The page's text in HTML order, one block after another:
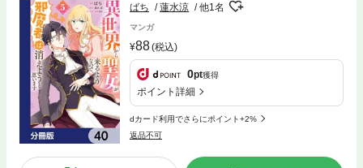
ばち 蓮水涼 他1名
マンガ
88(税込)
0pt獲得
ポイント詳細
dカード利用でさらにポイント+2%
返品不可